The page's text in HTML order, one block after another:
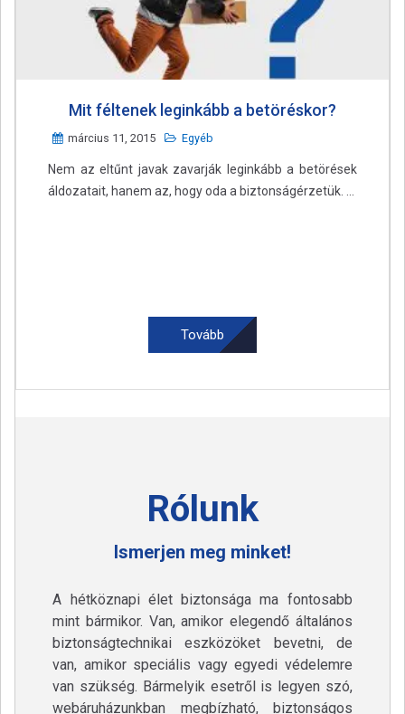
Mit féltenek leginkább a betöréskor?
március 11, 2015 Egyéb
Nem az eltűnt javak zavarják leginkább a betörések
áldozatait, hanem az, hogy oda a biztonságérzetük. ...
Tovább
Rólunk
Ismerjen meg minket!
A hétköznapi élet biztonsága ma fontosabb
mint bármikor. Van, amikor elegendő általános
biztonságtechnikai eszközöket bevetni, de
van, amikor speciális vagy egyedi védelemre
van szükség. Bármelyik esetről is legyen szó,
webáruházunkban megbízható, biztonságos